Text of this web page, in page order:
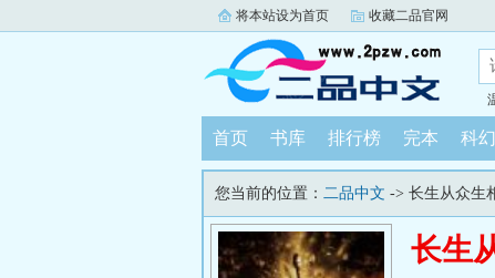
将本站设为首页 收藏二品官网
首页 书库 排行榜 完本 科
您当前的位置： 二品中文 -> 长生从众生
长生